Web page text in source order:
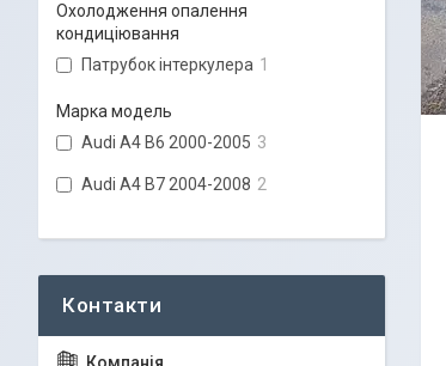
Охолодження опалення
кондиціювання
Патрубок інтеркулера 1
Марка модель
Audi A4 B6 2000-2005 3
Audi A4 B7 2004-2008 2